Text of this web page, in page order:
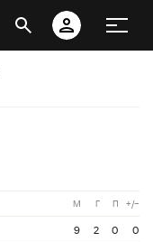
М Г П +/−
9 2 0
0